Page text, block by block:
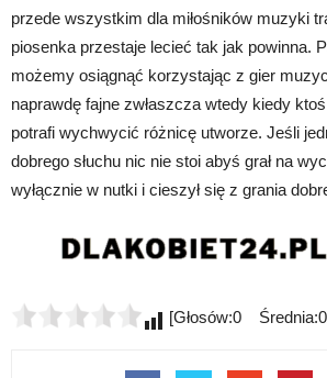
przede wszystkim dla miłośników muzyki
piosenka przestaje lecieć tak jak powinna.
możemy osiągnąć korzystając z gier
naprawdę fajne zwłaszcza wtedy kiedy
potrafi wychwycić różnicę utworze. Jeśli
dobrego słuchu nic nie stoi abyś grał na
wyłącznie w nutki i cieszył się z grania
[Głosów:0